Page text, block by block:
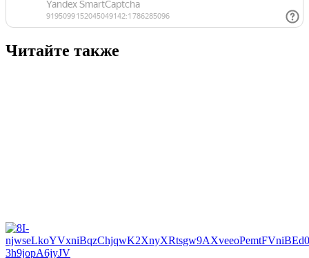
Читайте также